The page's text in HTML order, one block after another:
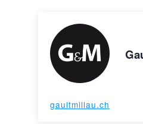
gaultmillau.ch